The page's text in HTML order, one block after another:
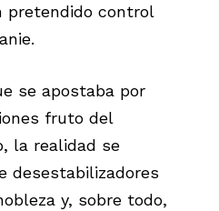
pretendido control
se apostaba por
fruto del
la realidad se
desestabilizadores
y, sobre todo,